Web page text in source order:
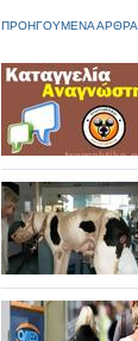
ΠΡΟΗΓΟΥΜΕΝΑ ΑΡΘΡΑ